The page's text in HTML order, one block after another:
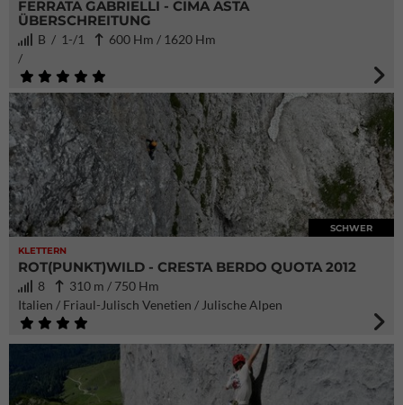
FERRATA GABRIELLI - CIMA ASTA
ÜBERSCHREITUNG
B / 1-/1
600 Hm / 1620 Hm
/
KLETTERN
SCHWER
ROT(PUNKT)WILD - CRESTA BERDO QUOTA 2012
8
310 m / 750 Hm
Italien / Friaul-Julisch Venetien / Julische Alpen